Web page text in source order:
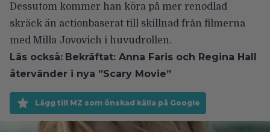
Dessutom kommer han köra på mer renodlad
skräck än actionbaserat till skillnad från filmerna
med Milla Jovovich i huvudrollen.
Läs också: Bekräftat: Anna Faris och Regina Hall
återvänder i nya ”Scary Movie”
Lägg till MZ som önskad källa på Google